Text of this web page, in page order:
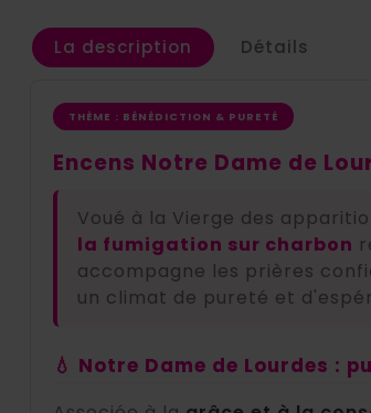
La description Détails
THÈME : BÉNÉDICTION & PURETÉ
Encens Notre Dame de
Voué à la Vierge des
la fumigation sur charbon
accompagne les prières
un climat de pureté et
💧 Notre Dame de Lourdes :